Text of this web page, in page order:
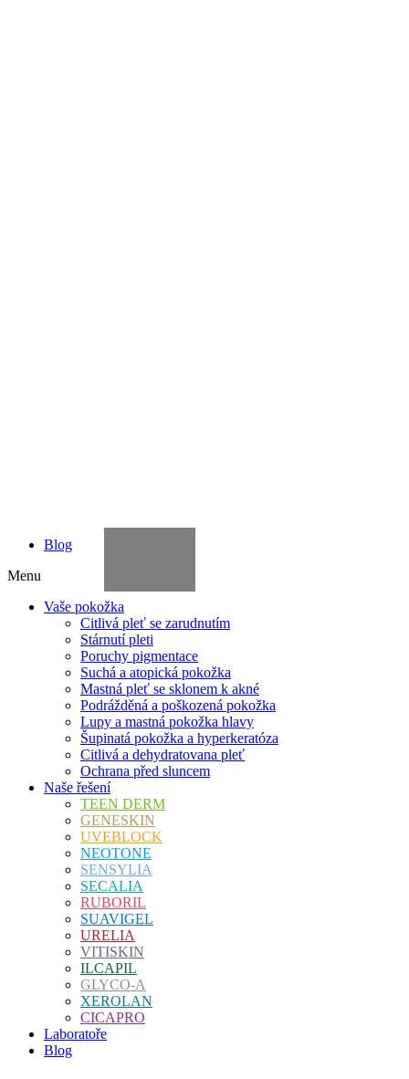
Laboratoře
Blog
Menu
Vaše pokožka
Citlivá pleť se zarudnutím
Stárnutí pleti
Poruchy pigmentace
Suchá a atopická pokožka
Mastná pleť se sklonem k akné
Podrážděná a poškozená pokožka
Lupy a mastná pokožka hlavy
Šupinatá pokožka a hyperkeratóza
Citlivá a dehydratovana pleť
Ochrana před sluncem
Naše řešení
TEEN DERM
GENESKIN
UVEBLOCK
NEOTONE
SENSYLIA
SECALIA
RUBORIL
SUAVIGEL
URELIA
VITISKIN
ILCAPIL
GLYCO-A
XEROLAN
CICAPRO
Laboratoře
Blog